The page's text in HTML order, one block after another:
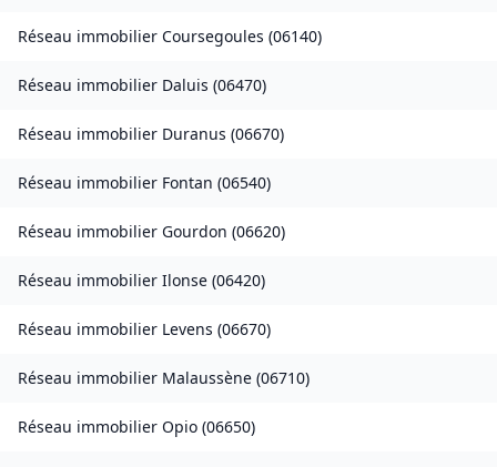
Réseau immobilier Coursegoules (06140)
Réseau immobilier Daluis (06470)
Réseau immobilier Duranus (06670)
Réseau immobilier Fontan (06540)
Réseau immobilier Gourdon (06620)
Réseau immobilier Ilonse (06420)
Réseau immobilier Levens (06670)
Réseau immobilier Malaussène (06710)
Réseau immobilier Opio (06650)